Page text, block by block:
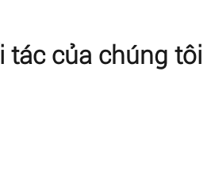
tác của chúng tôi